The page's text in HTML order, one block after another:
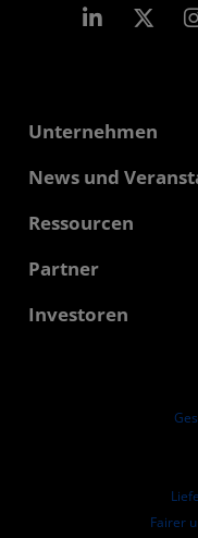
LinkedIn
Unternehmen
Über AMD
Verantwortung
News und
Pressebereich
Mediathek
Ressourcen
Developer Central
Fallstudien
Partner
AMD Partner Hub
Investoren
Führungs-
Fairer